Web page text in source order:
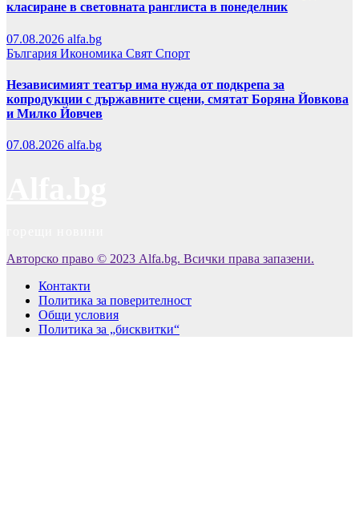
класиране в световната ранглиста в понеделник
07.08.2026 alfa.bg
България Икономика Свят Спорт
Независимият театър има нужда от подкрепа за
копродукции с държавните сцени, смятат Боряна Йовкова
и Милко Йовчев
07.08.2026 alfa.bg
Авторско право © 2023 Alfa.bg. Всички права запазени.
Контакти
Политика за поверителност
Общи условия
Политика за „бисквитки“